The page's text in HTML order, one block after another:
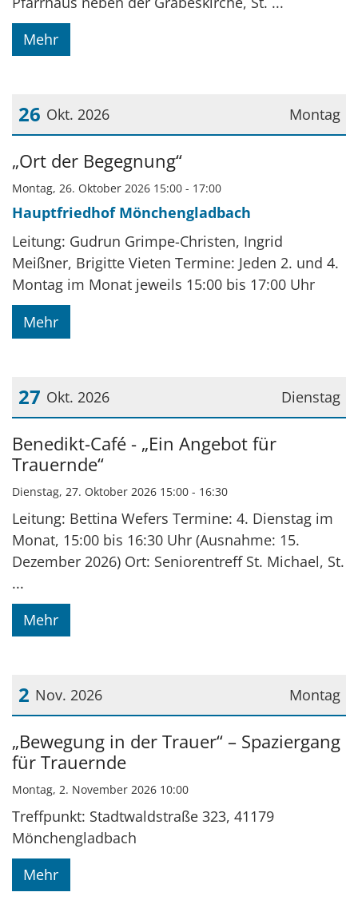
Mehr
Montag
26 Okt. 2026
Datum: 26. Oktober 2026
„Ort der Begegnung“
Montag, 26. Oktober 2026 15:00 - 17:00
Hauptfriedhof Mönchengladbach
Leitung: Gudrun Grimpe-Christen, Ingrid
Meißner, Brigitte Vieten Termine: Jeden 2. und 4.
Montag im Monat jeweils 15:00 bis 17:00 Uhr
Mehr
Dienstag
27 Okt. 2026
Datum: 27. Oktober 2026
Benedikt-Café - „Ein Angebot für
Trauernde“
Dienstag, 27. Oktober 2026 15:00 - 16:30
Leitung: Bettina Wefers Termine: 4. Dienstag im
Monat, 15:00 bis 16:30 Uhr (Ausnahme: 15.
Dezember 2026) Ort: Seniorentreff St. Michael, St.
...
Mehr
Montag
2 Nov. 2026
Datum: 2. November 2026
„Bewegung in der Trauer“ – Spaziergang
für Trauernde
Montag, 2. November 2026 10:00
Treffpunkt: Stadtwaldstraße 323, 41179
Mönchengladbach
Mehr